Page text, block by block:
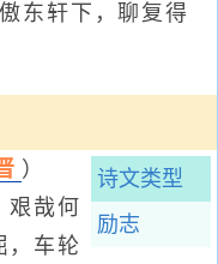
东轩下，聊复得
诗文类型
励志
）
哉何
，车轮